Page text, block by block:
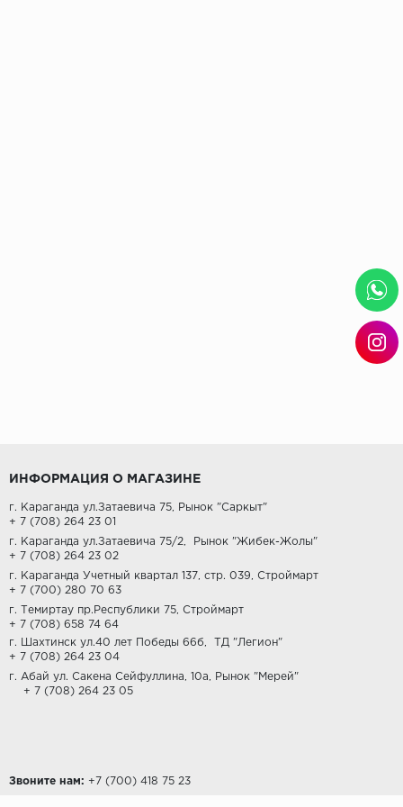
ИНФОРМАЦИЯ О МАГАЗИНЕ
г. Караганда ул.Затаевича 75, Рынок "Саркыт"
+ 7 (708) 264 23 01
г. Караганда ул.Затаевича 75/2,
Рынок "Жибек-Жолы"
+ 7 (708) 264 23 02
г. Караганда Учетный квартал 137, стр. 039, Строймарт
+ 7 (700) 280 70 63
г. Темиртау пр.Республики 75, Строймарт
+ 7 (708) 658 74 64
г. Шахтинск ул.40 лет Победы 66б,
ТД "Легион"
+ 7 (708) 264 23 04
г. Абай ул. Сакена Сейфуллина, 10а, Рынок "Мерей"
+ 7 (708) 264 23 05
Звоните нам: ‎+7 (700) 418 75 23